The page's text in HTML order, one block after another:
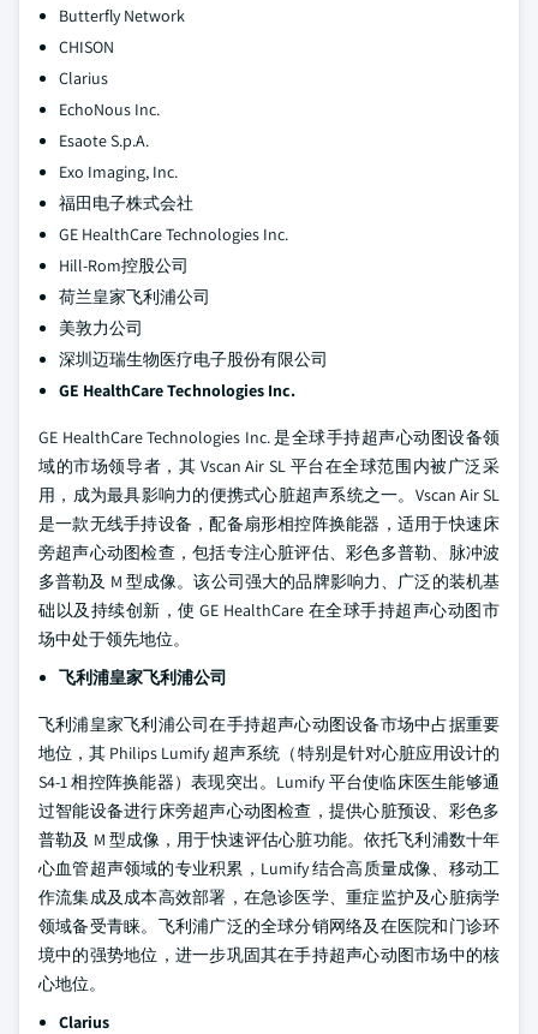
Butterfly Network
CHISON
Clarius
EchoNous Inc.
Esaote S.p.A.
Exo Imaging, Inc.
福田电子株式会社
GE HealthCare Technologies Inc.
Hill-Rom控股公司
荷兰皇家飞利浦公司
美敦力公司
深圳迈瑞生物医疗电子股份有限公司
GE HealthCare Technologies Inc.
GE HealthCare Technologies Inc. 是全球手持超声心动图设备领
域的市场领导者，其 Vscan Air SL 平台在全球范围内被广泛采
用，成为最具影响力的便携式心脏超声系统之一。Vscan Air SL
是一款无线手持设备，配备扇形相控阵换能器，适用于快速床
旁超声心动图检查，包括专注心脏评估、彩色多普勒、脉冲波
多普勒及 M 型成像。该公司强大的品牌影响力、广泛的装机基
础以及持续创新，使 GE HealthCare 在全球手持超声心动图市
场中处于领先地位。
飞利浦皇家飞利浦公司
飞利浦皇家飞利浦公司在手持超声心动图设备市场中占据重要
地位，其 Philips Lumify 超声系统（特别是针对心脏应用设计的
S4-1 相控阵换能器）表现突出。Lumify 平台使临床医生能够通
过智能设备进行床旁超声心动图检查，提供心脏预设、彩色多
普勒及 M 型成像，用于快速评估心脏功能。依托飞利浦数十年
心血管超声领域的专业积累，Lumify 结合高质量成像、移动工
作流集成及成本高效部署，在急诊医学、重症监护及心脏病学
领域备受青睐。飞利浦广泛的全球分销网络及在医院和门诊环
境中的强势地位，进一步巩固其在手持超声心动图市场中的核
心地位。
Clarius